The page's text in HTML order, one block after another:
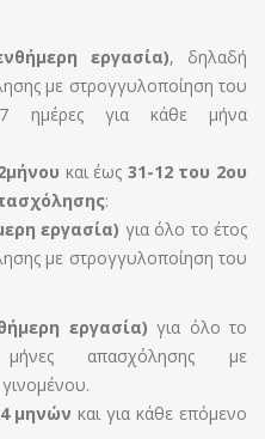
εργασία), δηλαδή
με στρογγυλοποίηση του
ημέρες για κάθε μήνα
και έως 31-12 του 2ου
:
εργασία) για όλο το έτος
με στρογγυλοποίηση του
εργασία) για όλο το
απασχόλησης με
μηνών και για κάθε επόμενο